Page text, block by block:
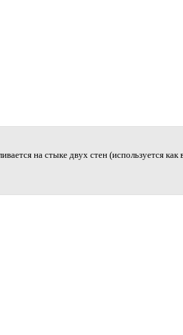
на стыке двух стен (используется